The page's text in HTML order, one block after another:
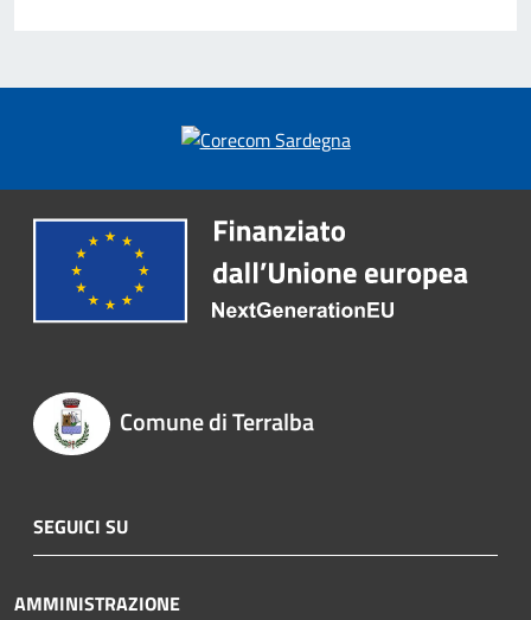
Comune di Terralba
SEGUICI SU
AMMINISTRAZIONE